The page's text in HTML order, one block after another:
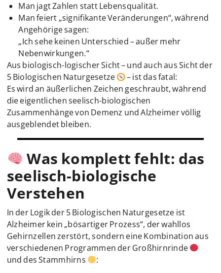
Man jagt Zahlen statt Lebensqualität.
Man feiert „signifikante Veränderungen“, während
Angehörige sagen:
„Ich sehe keinen Unterschied – außer mehr
Nebenwirkungen.“
Aus biologisch-logischer Sicht – und auch aus Sicht der
5 Biologischen Naturgesetze
– ist das fatal:
Es wird an äußerlichen Zeichen geschraubt, während
die eigentlichen seelisch-biologischen
Zusammenhänge von Demenz und Alzheimer völlig
ausgeblendet bleiben.
Was komplett fehlt: das
seelisch-biologische
Verstehen
In der Logik der 5 Biologischen Naturgesetze ist
Alzheimer kein „bösartiger Prozess“, der wahllos
Gehirnzellen zerstört, sondern eine Kombination aus
verschiedenen Programmen der Großhirnrinde
und des Stammhirns
: